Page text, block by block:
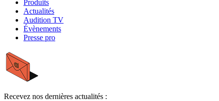
Produits
Actualités
Audition TV
Évènements
Presse pro
Recevez nos dernières actualités :